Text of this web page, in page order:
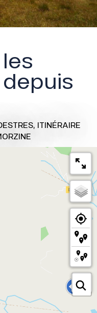
ITINÉRAIRE